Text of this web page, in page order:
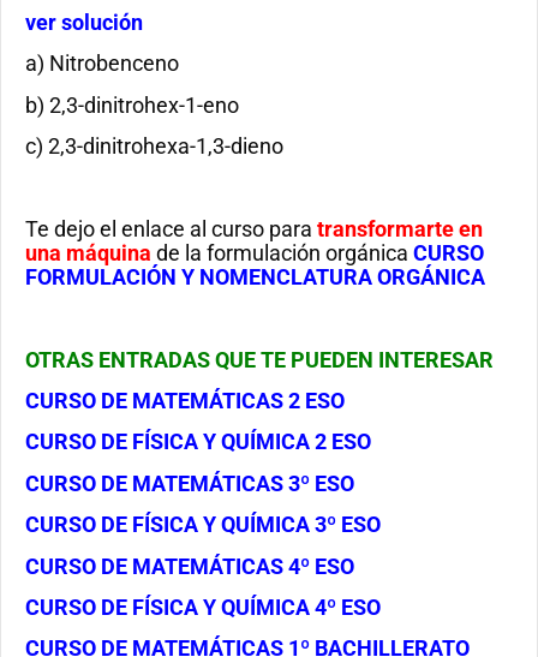
ver solución
a) Nitrobenceno
b) 2,3-dinitrohex-1-eno
c) 2,3-dinitrohexa-1,3-dieno
Te dejo el enlace al curso para transformarte en
una máquina de la formulación orgánica CURSO
FORMULACIÓN Y NOMENCLATURA ORGÁNICA
OTRAS ENTRADAS QUE TE PUEDEN INTERESAR
CURSO DE MATEMÁTICAS 2 ESO
CURSO DE FÍSICA Y QUÍMICA 2 ESO
CURSO DE MATEMÁTICAS 3º ESO
CURSO DE FÍSICA Y QUÍMICA 3º ESO
CURSO DE MATEMÁTICAS 4º ESO
CURSO DE FÍSICA Y QUÍMICA 4º ESO
CURSO DE MATEMÁTICAS 1º BACHILLERATO